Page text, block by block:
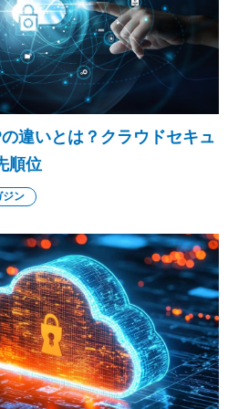
の違いとは？クラウドセキュ
順位
ジン